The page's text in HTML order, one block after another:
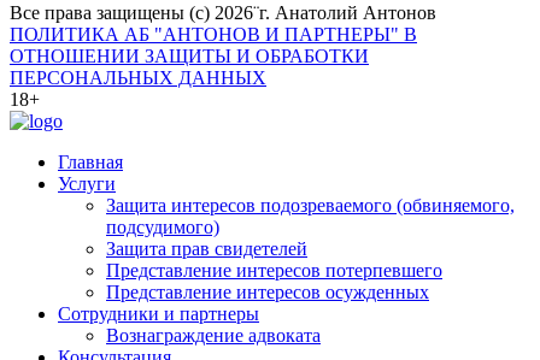
Все права защищены (с) 2026¨г. Анатолий Антонов
ПОЛИТИКА АБ "АНТОНОВ И ПАРТНЕРЫ" В
ОТНОШЕНИИ ЗАЩИТЫ И ОБРАБОТКИ
ПЕРСОНАЛЬНЫХ ДАННЫХ
18+
Главная
Услуги
Защита интересов подозреваемого (обвиняемого,
подсудимого)
Защита прав свидетелей
Представление интересов потерпевшего
Представление интересов осужденных
Сотрудники и партнеры
Вознаграждение адвоката